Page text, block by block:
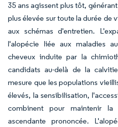
35 ans agissent plus tôt,
plus élevée sur toute la durée de
aux schémas d'entretien.
l'alopécie liée aux maladies
cheveux induite par la
candidats au-delà de la
mesure que les populations
élevés, la sensibilisation,
combinent pour maintenir
ascendante prononcée.